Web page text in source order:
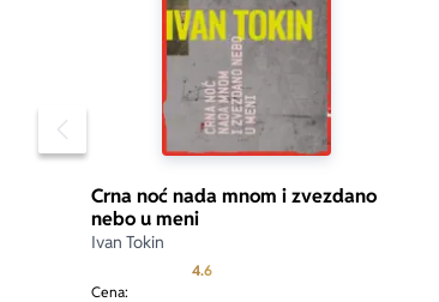
Pomeranje sadržaja slajdera u levo
Crna noć nada mnom i zvezdano
nebo u meni
Ivan Tokin
4.6Prosecna ocena je 4.6 od 5
Cena: